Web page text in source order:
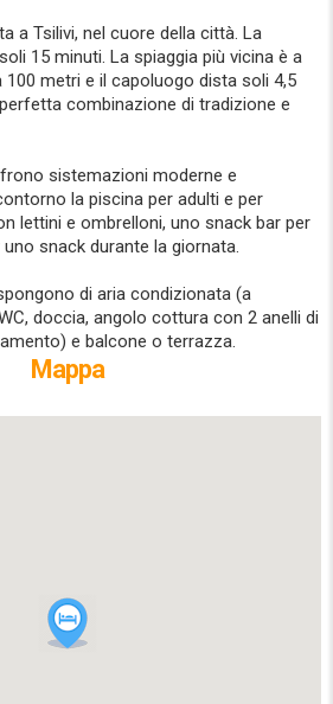
a Tsilivi, nel cuore della città. La
15 minuti. La spiaggia più vicina è a
metri e il capoluogo dista soli 4,5
combinazione di tradizione e
sistemazioni moderne e
la piscina per adulti e per
lettini e ombrelloni, uno snack bar per
snack durante la giornata.
di aria condizionata (a
doccia, angolo cottura con 2 anelli di
e balcone o terrazza.
Mappa